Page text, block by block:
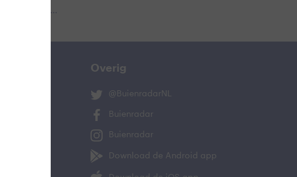
Overig
@BuienradarNL
Buienradar
Buienradar
Download de Android app